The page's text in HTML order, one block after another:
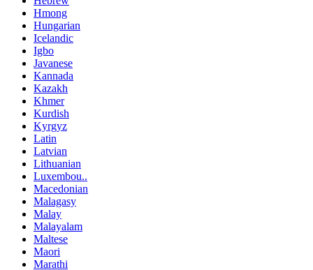
Hmong
Hungarian
Icelandic
Igbo
Javanese
Kannada
Kazakh
Khmer
Kurdish
Kyrgyz
Latin
Latvian
Lithuanian
Luxembou..
Macedonian
Malagasy
Malay
Malayalam
Maltese
Maori
Marathi